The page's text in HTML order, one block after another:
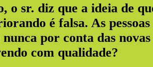
o sr. diz que a ideia de
é falsa. As
nunca por conta das
com qualidade?